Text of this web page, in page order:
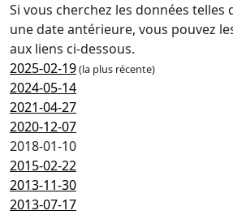
Si vous cherchez les données telles
une date antérieure, vous pouvez
aux liens ci-dessous.
2025-02-19(la plus récente)
2024-05-14
2021-04-27
2020-12-07
2018-01-10
2015-02-22
2013-11-30
2013-07-17